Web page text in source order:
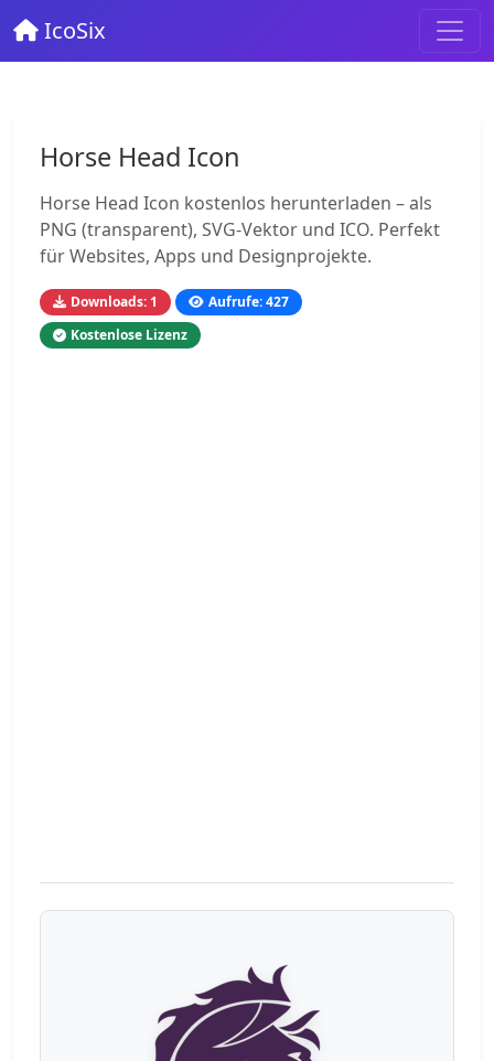
IcoSix
Horse Head Icon
Horse Head Icon kostenlos herunterladen – als
PNG (transparent), SVG-Vektor und ICO. Perfekt
für Websites, Apps und Designprojekte.
Downloads: 1
Aufrufe: 427
Kostenlose Lizenz